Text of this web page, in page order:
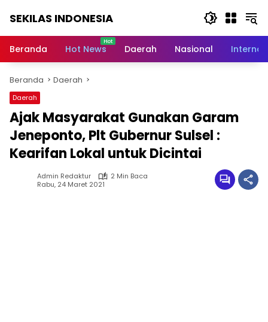
SEKILAS INDONESIA
Terkini,
Latest
World,
Headlines,
News
Today
Beranda Hot News Daerah Nasional
Beranda Daerah
Daerah
Ajak Masyarakat Gunakan Garam
Jeneponto, Plt Gubernur Sulsel :
Kearifan Lokal untuk Dicintai
Admin Redaktur
2 Min Baca
Rabu, 24 Maret 2021